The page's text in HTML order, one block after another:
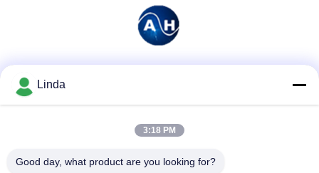
Linda
3:18 PM
Good day, what product are you looking for?